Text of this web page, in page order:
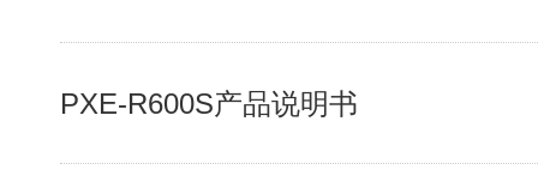
PXE-R600S产品说明书